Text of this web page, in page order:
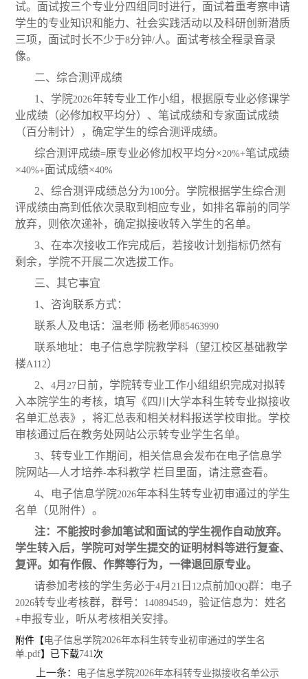
试。面试按三个专业分四组同时进行，面试着重考察申请
学生的专业知识和能力、社会实践活动以及科研创新潜质
三项，面试时长不少于8分钟/人。面试考核全程录音录
像。
二、综合测评成绩
1 、学院2026年转专业工作小组，根据原专业必修课学
业成绩（必修加权平均分）、笔试成绩和专家面试成绩
（百分制计），确定学生的综合测评成绩。
综合测评成绩=原专业必修加权平均分×20%+笔试成绩
×40%+面试成绩×40%
2、综合测评成绩总分为100分。学院根据学生综合测
评成绩由高到低依次录取到相应专业，如排名靠前的同学
放弃，则依次递补，确定拟接收转入学生的名单。
3、在本次接收工作完成后，若接收计划指标仍然有
剩余，学院不开展二次选拔工作。
三、其它事宜
1 、咨询联系方式：
联系人及电话：温老师 杨老师85463990
联系地址：电子信息学院教学科（望江校区基础教学
楼A112）
2、4月 27 日前，学院转专业工作小组组织完成对拟转
入本院学生的考核，填写《四川大学本科生转专业拟接收
名单汇总表》，将汇总表和相关材料报送学校审批。学校
审核通过后在教务处网站公示转专业学生名单。
3、转专业工作期间，相关信息会发布在电子信息学
院网站—人才培养-本科教学 栏目里面，请注意查看。
4、电子信息学院2026年本科生转专业初审通过的学生
名单（见附件）。
注：不能按时参加笔试和面试的学生视作自动放弃。
学生转入后，学院可对学生提交的证明材料等进行复查、
复评。如有作假、作弊等行为，一律退回原专业。
请参加考核的学生务必于4月 21 日 12点前加QQ群：电子
2026转专业考核群，群号： 140894549 ，验证信息为：姓名
+申报专业，听从考核相关安排。
附件【电子信息学院2026年本科生转专业初审通过的学生名
单.pdf】已下载741次
上一条： 电子信息学院2026年本科转专业拟接收名单公示